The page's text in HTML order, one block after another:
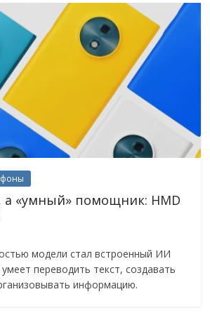
а «умный» помощник: HMD
модели стал встроенный ИИ
переводить текст, создавать
информацию.